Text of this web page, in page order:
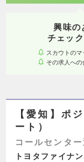
興味の
チェッ
スカウトの
その求人への
【愛知】ポ
ート）
コールセンタ
トヨタファイナ